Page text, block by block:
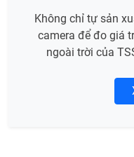
Không chỉ tự sản
camera để đo giá
ngoài trời của